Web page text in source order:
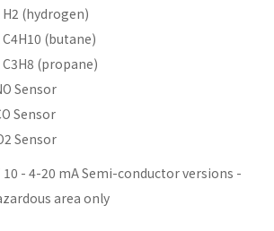
H2 (hydrogen)
(butane)
C3H8 (propane)
Sensor
Sensor
Sensor
10 - 4-20 mA Semi-conductor versions -
area only